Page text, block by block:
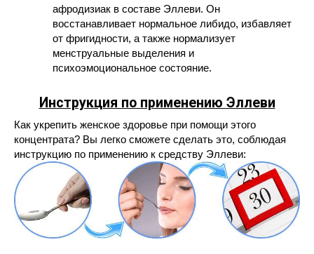
афродизиак в составе Эллеви. Он
восстанавливает нормальное либидо, избавляет
от фригидности, а также нормализует
менструальные выделения и
психоэмоциональное состояние.
Инструкция по применению Эллеви
Как укрепить женское здоровье при помощи этого
концентрата? Вы легко сможете сделать это, соблюдая
инструкцию по применению к средству Эллеви: